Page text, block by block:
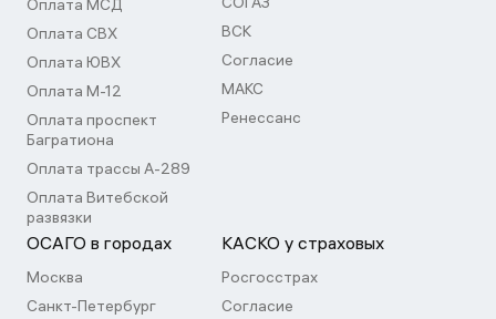
Оплата МСД
Оплата СВХ
Оплата ЮВХ
Оплата М-12
Оплата проспект
Багратиона
Оплата трассы А-289
Оплата Витебской
развязки
ВСК
Согласие
МАКС
Ренессанс
ОСАГО в городах
Москва
Санкт-Петербург
КАСКО у страховых
Росгосстрах
Согласие